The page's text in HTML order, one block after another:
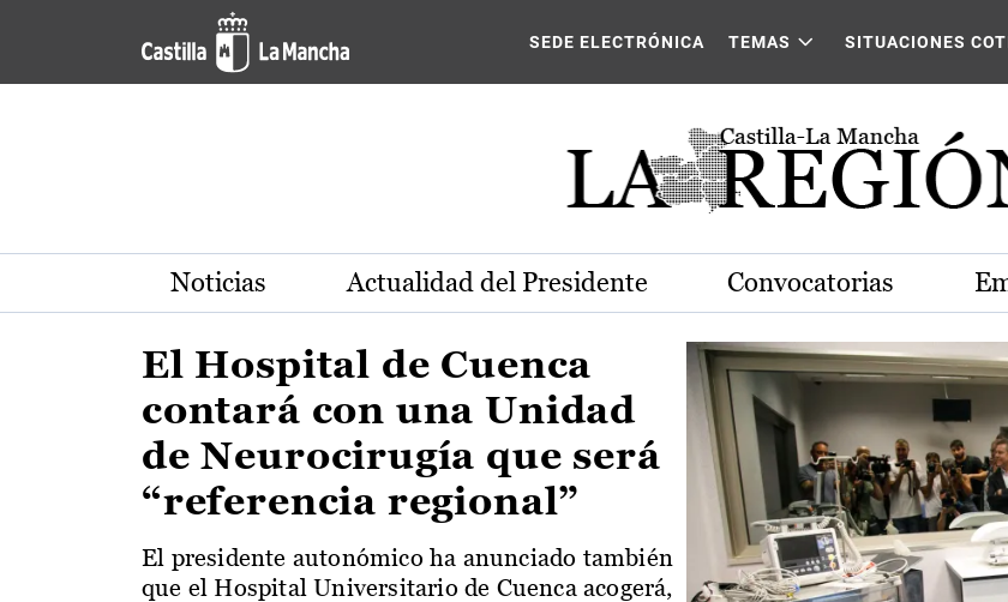
Pasar al contenido principal
Actualidad de la región de Castilla-La Mancha
SEDE ELECTRÓNICA TEMAS SITUACIONES
Noticias Actualidad del Presidente Convocatorias
El Hospital de Cuenca
contará con una Unidad
de Neurocirugía que será
“referencia regional”
El presidente autonómico ha anunciado también
que el Hospital Universitario de Cuenca acogerá,